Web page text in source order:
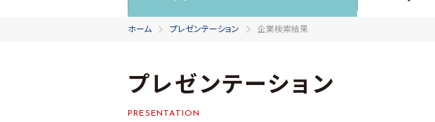
ホーム プレゼンテーション 企業検索結果
プレゼンテーション
PRESENTATION